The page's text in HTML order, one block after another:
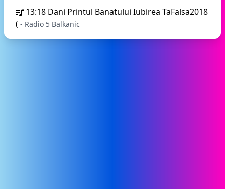
13:18 Dani Printul Banatului Iubirea TaFalsa2018
( - Radio 5 Balkanic